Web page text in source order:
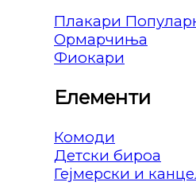
Плакари
Ормарчиња
Фиокари
Елементи
Комоди
Детски бироа
Гејмерски и